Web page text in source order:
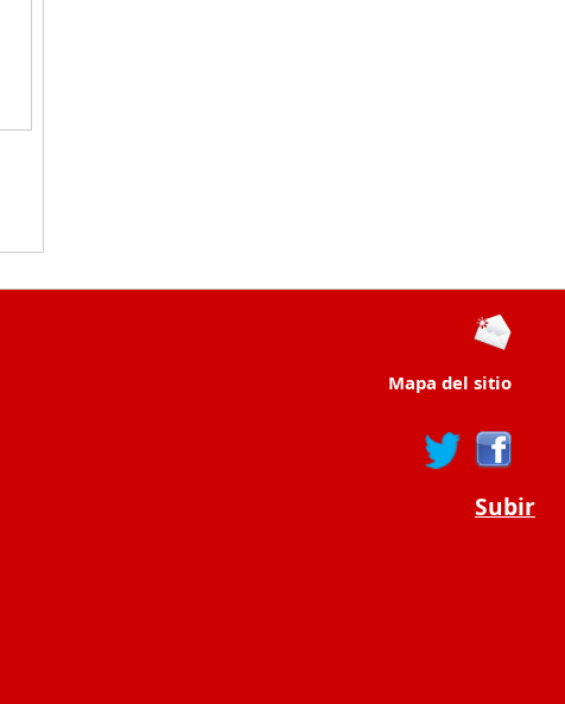
Mapa del sitio
Subir